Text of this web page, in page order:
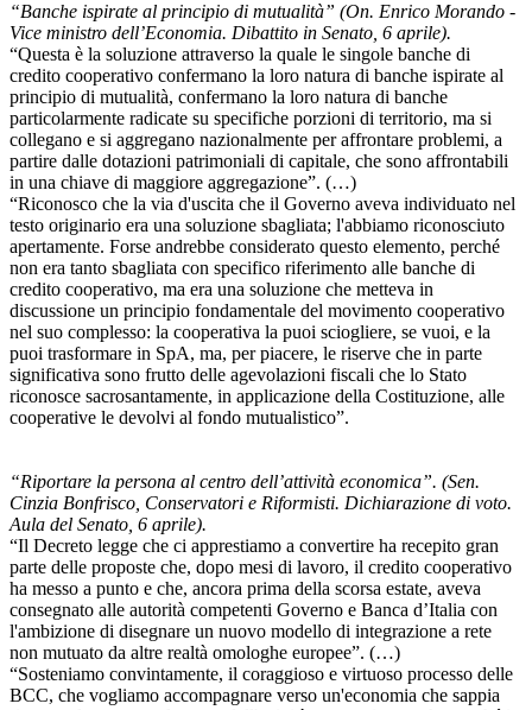
“Banche ispirate al principio di mutualità” (On. Enrico Morando -
Vice ministro dell’Economia. Dibattito in Senato, 6 aprile).
“Questa è la soluzione attraverso la quale le singole banche di
credito cooperativo confermano la loro natura di banche ispirate al
principio di mutualità, confermano la loro natura di banche
particolarmente radicate su specifiche porzioni di territorio, ma si
collegano e si aggregano nazionalmente per affrontare problemi, a
partire dalle dotazioni patrimoniali di capitale, che sono affrontabili
in una chiave di maggiore aggregazione”. (…)
“Riconosco che la via d'uscita che il Governo aveva individuato nel
testo originario era una soluzione sbagliata; l'abbiamo riconosciuto
apertamente. Forse andrebbe considerato questo elemento, perché
non era tanto sbagliata con specifico riferimento alle banche di
credito cooperativo, ma era una soluzione che metteva in
discussione un principio fondamentale del movimento cooperativo
nel suo complesso: la cooperativa la puoi sciogliere, se vuoi, e la
puoi trasformare in SpA, ma, per piacere, le riserve che in parte
significativa sono frutto delle agevolazioni fiscali che lo Stato
riconosce sacrosantamente, in applicazione della Costituzione, alle
cooperative le devolvi al fondo mutualistico”.
“Riportare la persona al centro dell’attività economica”. (Sen.
Cinzia Bonfrisco, Conservatori e Riformisti. Dichiarazione di voto.
Aula del Senato, 6 aprile).
“Il Decreto legge che ci apprestiamo a convertire ha recepito gran
parte delle proposte che, dopo mesi di lavoro, il credito cooperativo
ha messo a punto e che, ancora prima della scorsa estate, aveva
consegnato alle autorità competenti Governo e Banca d’Italia con
l'ambizione di disegnare un nuovo modello di integrazione a rete
non mutuato da altre realtà omologhe europee”. (…)
“Sosteniamo convintamente, il coraggioso e virtuoso processo delle
BCC, che vogliamo accompagnare verso un'economia che sappia